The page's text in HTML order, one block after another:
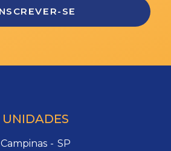
UNIDADES
Campinas - SP